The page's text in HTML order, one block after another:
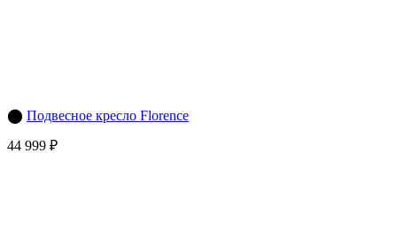
⬤ Подвесное кресло Florence
44 999 ₽